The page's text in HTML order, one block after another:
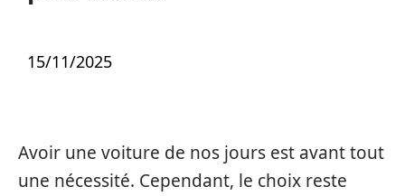
15/11/2025
Avoir une voiture de nos jours est avant tout
une nécessité. Cependant, le choix reste